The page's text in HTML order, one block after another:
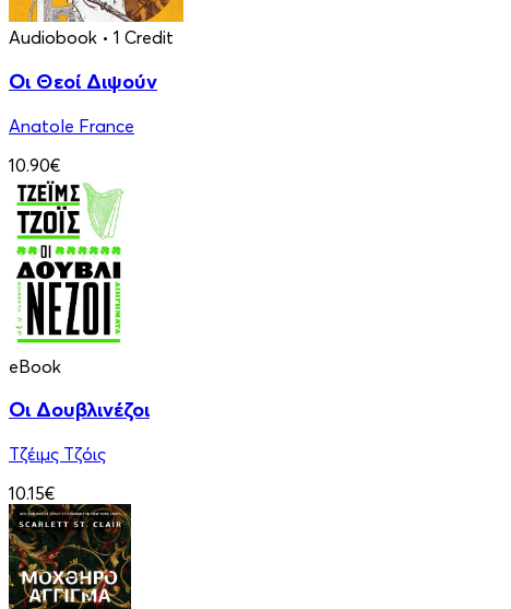
Audiobook • 1 Credit
Οι Θεοί Διψούν
Anatole France
10.90€
eBook
Οι Δουβλινέζοι
Τζέιμς Τζόις
10.15€